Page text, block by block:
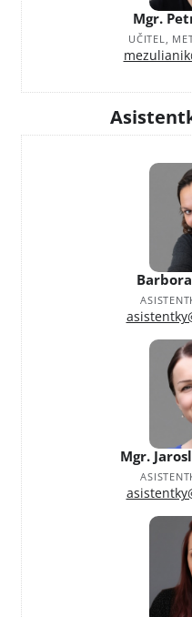
Mgr.
UČITEL,
Mgr.